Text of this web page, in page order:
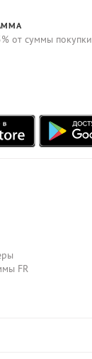
от суммы покупки
FR